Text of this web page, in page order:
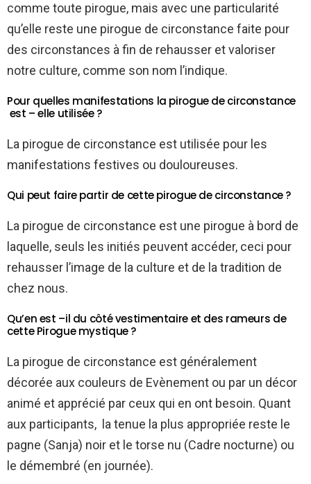
comme toute pirogue, mais avec une particularité
qu’elle reste une pirogue de circonstance faite pour
des circonstances à fin de rehausser et valoriser
notre culture, comme son nom l’indique.
Pour quelles manifestations la pirogue de circonstance
est – elle utilisée ?
La pirogue de circonstance est utilisée pour les
manifestations festives ou douloureuses.
Qui peut faire partir de cette pirogue de circonstance ?
La pirogue de circonstance est une pirogue à bord de
laquelle, seuls les initiés peuvent accéder, ceci pour
rehausser l’image de la culture et de la tradition de
chez nous.
Qu’en est –il du côté vestimentaire et des rameurs de
cette Pirogue mystique ?
La pirogue de circonstance est généralement
décorée aux couleurs de Evènement ou par un décor
animé et apprécié par ceux qui en ont besoin. Quant
aux participants, la tenue la plus appropriée reste le
pagne (Sanja) noir et le torse nu (Cadre nocturne) ou
le démembré (en journée).